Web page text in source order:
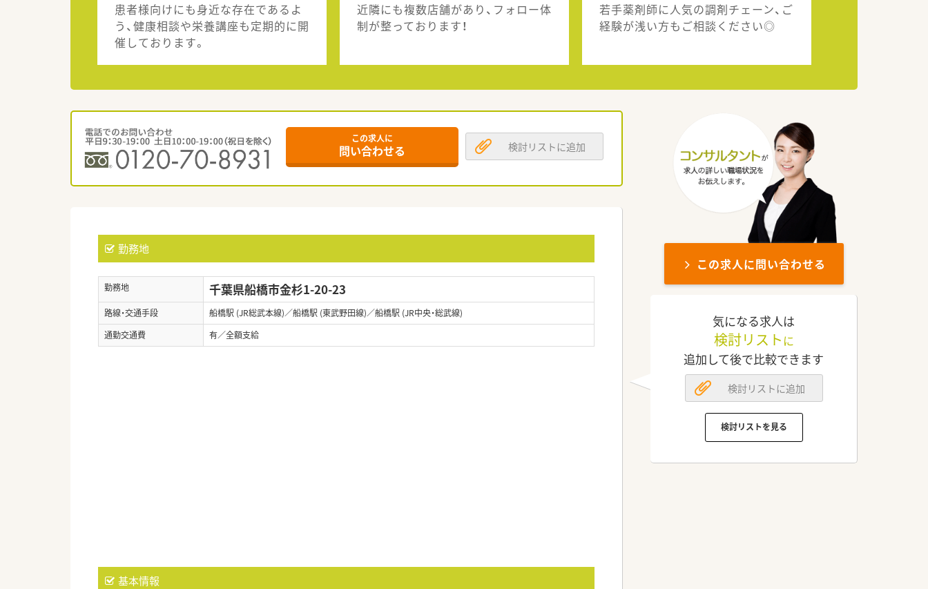
患者様向けにも身近な存在であるよ
う、健康相談や栄養講座も定期的に開
催しております。
近隣にも複数店舗があり、フォロー体
制が整っております！
若手薬剤師に人気の調剤チェーン、ご
経験が浅い方もご相談ください◎
この求人に
問い合わせる 検討リストに追加
勤務地
勤務地 千葉県船橋市金杉1-20-23
路線・交通手段
船橋駅 (JR総武本線)／船橋駅 (東武野田線)／船橋駅 (JR中央・総武線)
通勤交通費
有／全額支給
基本情報
この求人に問い合わせる
気になる求人は
検討リスト に
追加して後で比較できます
検討リストに追加
検討リストを見る